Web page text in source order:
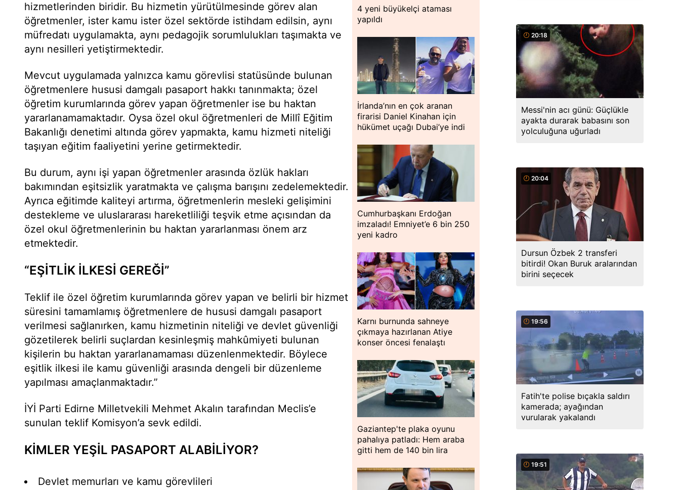
hizmetlerinden biridir. Bu hizmetin yürütülmesinde görev alan
öğretmenler, ister kamu ister özel sektörde istihdam edilsin, aynı
müfredatı uygulamakta, aynı pedagojik sorumlulukları taşımakta ve
aynı nesilleri yetiştirmektedir.
Mevcut uygulamada yalnızca kamu görevlisi statüsünde bulunan
öğretmenlere hususi damgalı pasaport hakkı tanınmakta; özel
öğretim kurumlarında görev yapan öğretmenler ise bu haktan
yararlanamamaktadır. Oysa özel okul öğretmenleri de Millî Eğitim
Bakanlığı denetimi altında görev yapmakta, kamu hizmeti niteliği
taşıyan eğitim faaliyetini yerine getirmektedir.
Bu durum, aynı işi yapan öğretmenler arasında özlük hakları
bakımından eşitsizlik yaratmakta ve çalışma barışını zedelemektedir.
Ayrıca eğitimde kaliteyi artırma, öğretmenlerin mesleki gelişimini
destekleme ve uluslararası hareketliliği teşvik etme açısından da
özel okul öğretmenlerinin bu haktan yararlanması önem arz
etmektedir.
“EŞİTLİK İLKESİ GEREĞİ”
Teklif ile özel öğretim kurumlarında görev yapan ve belirli bir hizmet
süresini tamamlamış öğretmenlere de hususi damgalı pasaport
verilmesi sağlanırken, kamu hizmetinin niteliği ve devlet güvenliği
gözetilerek belirli suçlardan kesinleşmiş mahkûmiyeti bulunan
kişilerin bu haktan yararlanamaması düzenlenmektedir. Böylece
eşitlik ilkesi ile kamu güvenliği arasında dengeli bir düzenleme
yapılması amaçlanmaktadır.”
İYİ Parti Edirne Milletvekili Mehmet Akalın tarafından Meclis’e
sunulan teklif Komisyon’a sevk edildi.
KİMLER YEŞİL PASAPORT ALABİLİYOR?
Devlet memurları ve kamu görevlileri
4 yeni büyükelçi ataması
yapıldı
İrlanda’nın en çok aranan
firarisi Daniel Kinahan için
hükümet uçağı Dubai’ye indi
Cumhurbaşkanı Erdoğan
imzaladı! Emniyet’e 6 bin 250
yeni kadro
Karnı burnunda sahneye
çıkmaya hazırlanan Atiye
konser öncesi fenalaştı
Gaziantep'te plaka oyunu
pahalıya patladı: Hem araba
gitti hem de 140 bin lira
20:18
Messi'nin acı günü: Güçlükle
ayakta durarak babasını son
yolculuğuna uğurladı
20:04
Dursun Özbek 2 transferi
bitirdi! Okan Buruk aralarından
birini seçecek
19:56
Fatih'te polise bıçakla saldırı
kamerada; ayağından
vurularak yakalandı
19:51